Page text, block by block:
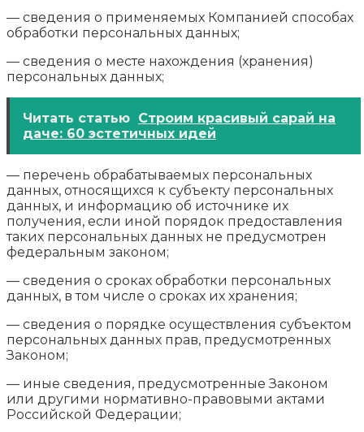
— сведения о применяемых Компанией способах
обработки персональных данных;
— сведения о месте нахождения (хранения)
персональных данных;
Читать статью Строим красивый сарай на
даче: 60 эстетичных идей
— перечень обрабатываемых персональных
данных, относящихся к субъекту персональных
данных, и информацию об источнике их
получения, если иной порядок предоставления
таких персональных данных не предусмотрен
федеральным законом;
— сведения о сроках обработки персональных
данных, в том числе о сроках их хранения;
— сведения о порядке осуществления субъектом
персональных данных прав, предусмотренных
Законом;
— иные сведения, предусмотренные Законом
или другими нормативно-правовыми актами
Российской Федерации;